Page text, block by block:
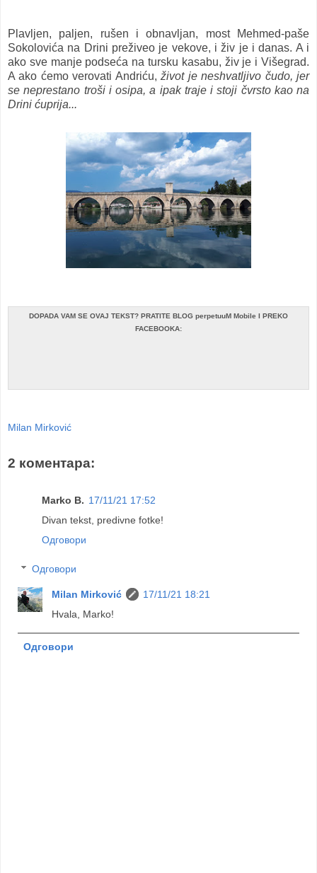
Plavljen, paljen, rušen i obnavljan, most Mehmed-paše
Sokolovića na Drini preživeo je vekove, i živ je i danas. A i
ako sve manje podseća na tursku kasabu, živ je i Višegrad.
A ako ćemo verovati Andriću,život je neshvatljivo čudo, jer
se neprestano troši i osipa, a ipak traje i stoji čvrsto kao na
Drini ćuprija...
DOPADA VAM SE OVAJ TEKST? PRATITE BLOG perpetuuM Mobile I PREKO
FACEBOOKA:
Milan Mirković
2 коментара:
Marko B. 17/11/21 17:52
Divan tekst, predivne fotke!
Одговори
Одговори
Milan Mirković
17/11/21 18:21
Hvala, Marko!
Одговори